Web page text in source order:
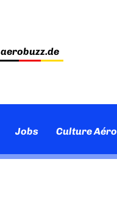
aerobuzz.de
Jobs Culture Aéro